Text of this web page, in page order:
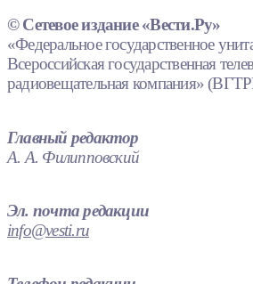
© Сетевое издание «Вести.Ру»
«Федеральное государственное
Всероссийская государственная
радиовещательная компания»
Главный редактор
А. А. Филипповский
Эл. почта редакции
info@vesti.ru